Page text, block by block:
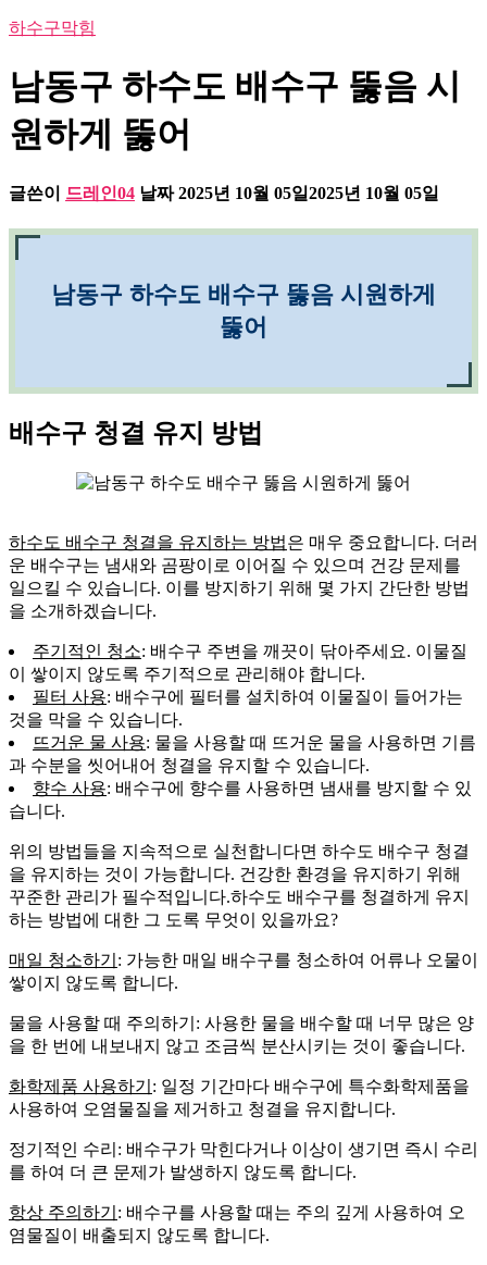
하수구막힘
남동구 하수도 배수구 뚫음 시
원하게 뚫어
글쓴이 드레인04 날짜2025년 10월 05일2025년 10월 05일
남동구 하수도 배수구 뚫음 시원하게
뚫어
배수구 청결 유지 방법
하수도 배수구 청결을 유지하는 방법은 매우 중요합니다. 더러
운 배수구는 냄새와 곰팡이로 이어질 수 있으며 건강 문제를
일으킬 수 있습니다. 이를 방지하기 위해 몇 가지 간단한 방법
을 소개하겠습니다.
주기적인 청소: 배수구 주변을 깨끗이 닦아주세요. 이물질
이 쌓이지 않도록 주기적으로 관리해야 합니다.
필터 사용: 배수구에 필터를 설치하여 이물질이 들어가는
것을 막을 수 있습니다.
뜨거운 물 사용: 물을 사용할 때 뜨거운 물을 사용하면 기름
과 수분을 씻어내어 청결을 유지할 수 있습니다.
향수 사용: 배수구에 향수를 사용하면 냄새를 방지할 수 있
습니다.
위의 방법들을 지속적으로 실천합니다면 하수도 배수구 청결
을 유지하는 것이 가능합니다. 건강한 환경을 유지하기 위해
꾸준한 관리가 필수적입니다.하수도 배수구를 청결하게 유지
하는 방법에 대한 그 도록 무엇이 있을까요?
매일 청소하기 : 가능한 매일 배수구를 청소하여 어류나 오물이
쌓이지 않도록 합니다.
물을 사용할 때 주의하기: 사용한 물을 배수할 때 너무 많은 양
을 한 번에 내보내지 않고 조금씩 분산시키는 것이 좋습니다.
화학제품 사용하기 : 일정 기간마다 배수구에 특수화학제품을
사용하여 오염물질을 제거하고 청결을 유지합니다.
정기적인 수리: 배수구가 막힌다거나 이상이 생기면 즉시 수리
를 하여 더 큰 문제가 발생하지 않도록 합니다.
항상 주의하기 : 배수구를 사용할 때는 주의 깊게 사용하여 오
염물질이 배출되지 않도록 합니다.